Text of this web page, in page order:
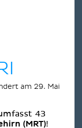
am 29. Mai
43
(MRT)!